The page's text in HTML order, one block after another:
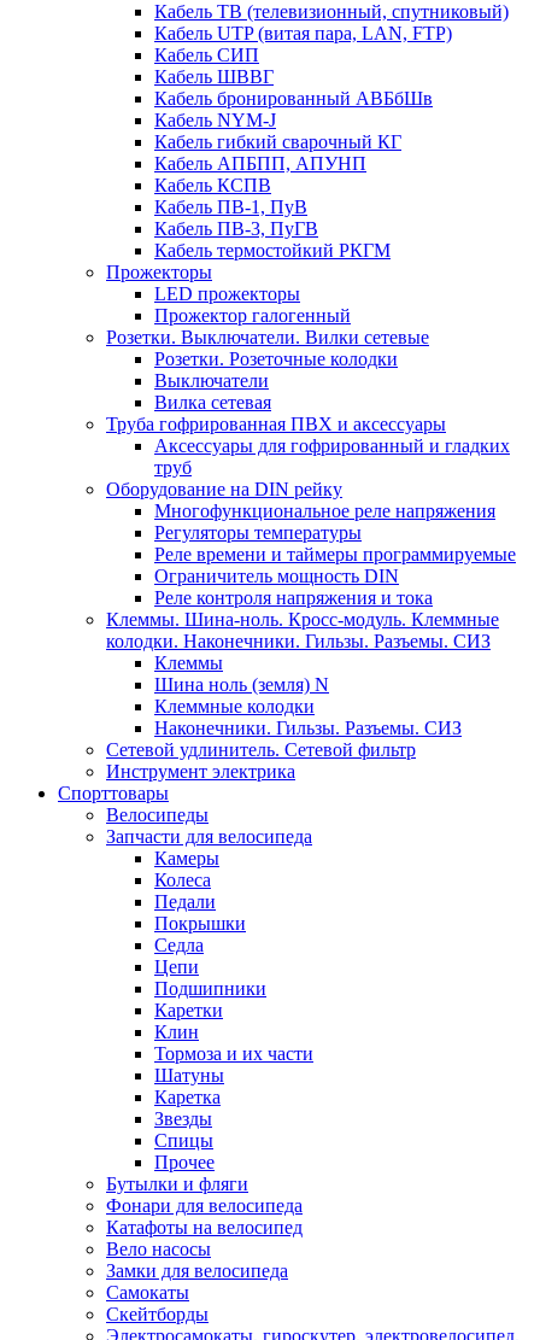
Кабель ТВ (телевизионный, спутниковый)
Кабель UTP (витая пара, LAN, FTP)
Кабель СИП
Кабель ШВВГ
Кабель бронированный АВБбШв
Кабель NYM-J
Кабель гибкий сварочный КГ
Кабель АПБПП, АПУНП
Кабель КСПВ
Кабель ПВ-1, ПуВ
Кабель ПВ-3, ПуГВ
Кабель термостойкий РКГМ
Прожекторы
LED прожекторы
Прожектор галогенный
Розетки. Выключатели. Вилки сетевые
Розетки. Розеточные колодки
Выключатели
Вилка сетевая
Труба гофрированная ПВХ и аксессуары
Аксессуары для гофрированный и гладких
труб
Оборудование на DIN рейку
Многофункциональное реле напряжения
Регуляторы температуры
Реле времени и таймеры программируемые
Ограничитель мощность DIN
Реле контроля напряжения и тока
Клеммы. Шина-ноль. Кросс-модуль. Клеммные
колодки. Наконечники. Гильзы. Разъемы. СИЗ
Клеммы
Шина ноль (земля) N
Клеммные колодки
Наконечники. Гильзы. Разъемы. СИЗ
Сетевой удлинитель. Сетевой фильтр
Инструмент электрика
Спорттовары
Велосипеды
Запчасти для велосипеда
Камеры
Колеса
Педали
Покрышки
Седла
Цепи
Подшипники
Каретки
Клин
Тормоза и их части
Шатуны
Каретка
Звезды
Спицы
Прочее
Бутылки и фляги
Фонари для велосипеда
Катафоты на велосипед
Вело насосы
Замки для велосипеда
Самокаты
Скейтборды
Электросамокаты, гироскутер, электровелосипед,